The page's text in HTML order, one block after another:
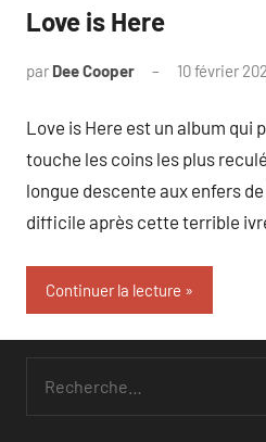
Love is Here
par Dee Cooper 10 février
Love is Here est un album qui
touche les coins les plus
longue descente aux enfers
difficile après cette terrible
Continuer la lecture